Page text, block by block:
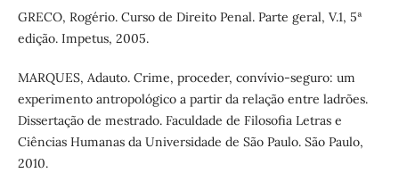
GRECO, Rogério. Curso de Direito Penal. Parte geral, V.1, 5ª
edição. Impetus, 2005.
MARQUES, Adauto. Crime, proceder, convívio-seguro: um
experimento antropológico a partir da relação entre ladrões.
Dissertação de mestrado. Faculdade de Filosofia Letras e
Ciências Humanas da Universidade de São Paulo. São Paulo,
2010.